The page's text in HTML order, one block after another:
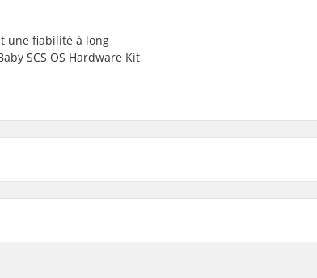
une fiabilité à long
SCS OS Hardware Kit
Not included